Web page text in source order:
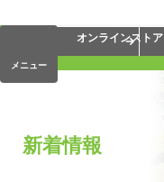
メニュー
オンラインストア
新着情報